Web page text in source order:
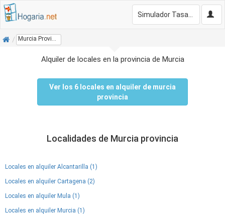
Inicio
Alquiler de locales en la provincia de Murcia
Ver los 6 locales en alquiler de murcia
provincia
Localidades de Murcia provincia
Locales en alquiler Alcantarilla (1)
Locales en alquiler Cartagena (2)
Locales en alquiler Mula (1)
Locales en alquiler Murcia (1)